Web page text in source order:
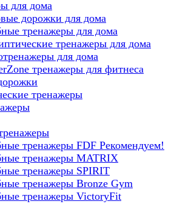
для дома
дорожки для дома
тренажеры для дома
тренажеры для дома
для дома
тренажеры для фитнеса
тренажеры
тренажеры FDF Рекомендуем!
тренажеры MATRIX
тренажеры SPIRIT
тренажеры Bronze Gym
тренажеры VictoryFit